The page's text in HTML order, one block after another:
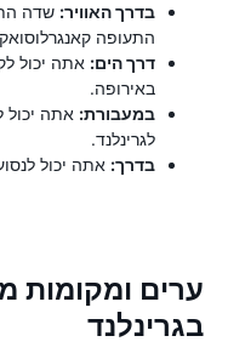
בדרך האוויר: שדה
התעופה
דרך הים: אתה יכול
באירופה.
במעבורת: אתה יכול
לגרינלנד.
בדרך: אתה יכול
ערים ומקומות
בגרינלנד